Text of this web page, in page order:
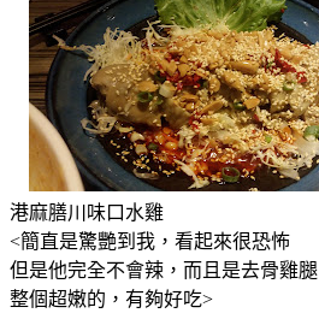
港麻膳川味口水雞
<簡直是驚艷到我，看起來很恐怖
但是他完全不會辣，而且是去骨雞腿
整個超嫩的，有夠好吃>